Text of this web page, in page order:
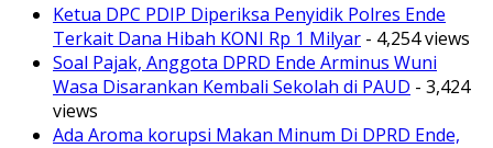
Ketua DPC PDIP Diperiksa Penyidik Polres Ende
Terkait Dana Hibah KONI Rp 1 Milyar - 4,254 views
Soal Pajak, Anggota DPRD Ende Arminus Wuni
Wasa Disarankan Kembali Sekolah di PAUD - 3,424
views
Ada Aroma korupsi Makan Minum Di DPRD Ende,